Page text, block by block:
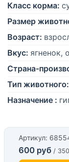
Класс корма:
Размер
Возраст:
Вкус: ягненок,
Страна-
Тип животного:
Назначение :
Артикул:
600 руб /